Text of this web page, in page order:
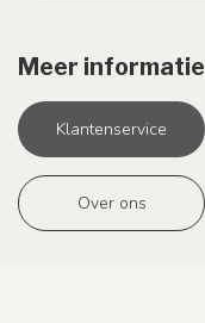
Meer informatie
Klantenservice
Over ons